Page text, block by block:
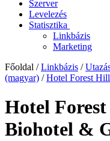
Szerver
Levelezés
Statisztika
Linkbázis
Marketing
Főoldal /Linkbázis /
(magyar) /Hotel Forest
Hotel
Biohotel &